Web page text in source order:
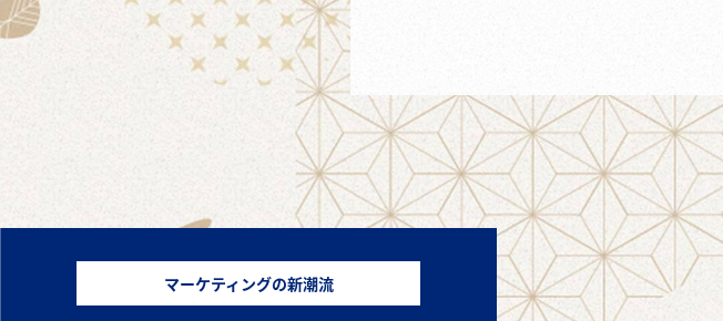
マーケティングの新潮流